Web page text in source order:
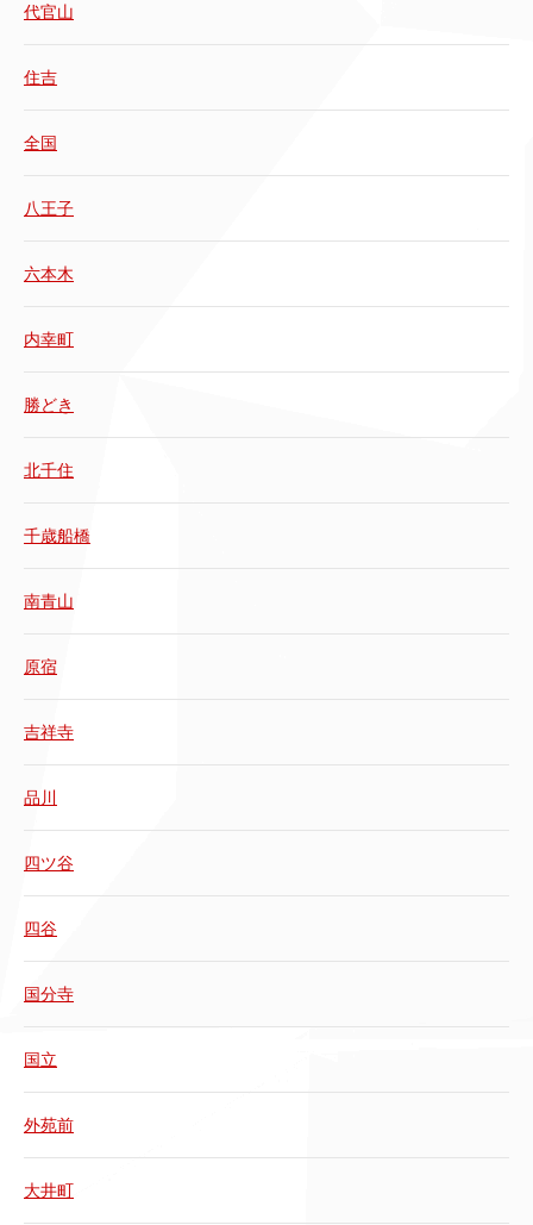
代官山
住吉
全国
八王子
六本木
内幸町
勝どき
北千住
千歳船橋
南青山
原宿
吉祥寺
品川
四ツ谷
四谷
国分寺
国立
外苑前
大井町